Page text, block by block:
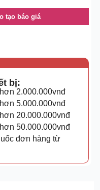
tạo báo giá
bị:
2.000.000vnđ
5.000.000vnđ
20.000.000vnđ
50.000.000vnđ
đơn hàng từ